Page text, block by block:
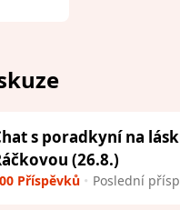
s poradkyní na
(26.8.)
Příspěvků Poslední